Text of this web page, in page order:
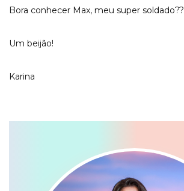
Bora conhecer Max, meu super soldado??
Um beijão!
Karina